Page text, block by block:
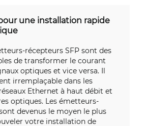
une installation rapide
récepteurs SFP sont des
de transformer le courant
optiques et vice versa. Il
irremplaçable dans les
Ethernet à haut débit et
optiques. Les émetteurs-
devenus le moyen le plus
votre installation de